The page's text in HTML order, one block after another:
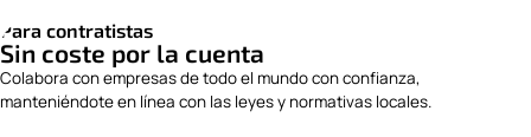
Para contratistas
Sin coste por la cuenta
Colabora con empresas de todo el mundo con confianza,
manteniéndote en línea con las leyes y normativas locales.